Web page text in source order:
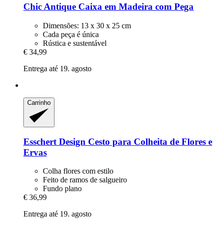
Chic Antique Caixa em Madeira com Pega
Dimensões: 13 x 30 x 25 cm
Cada peça é única
Rústica e sustentável
€ 34,99
Entrega até 19. agosto
Carrinho
Esschert Design Cesto para Colheita de Flores e
Ervas
Colha flores com estilo
Feito de ramos de salgueiro
Fundo plano
€ 36,99
Entrega até 19. agosto